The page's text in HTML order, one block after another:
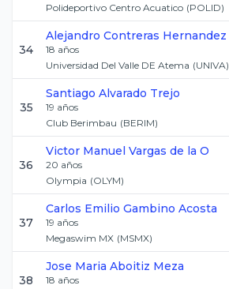
Polideportivo Centro Acuatico (POLID)
34
Alejandro Contreras Hernandez
18 años
Universidad Del Valle DE Atema (UNIVA)
35
Santiago Alvarado Trejo
19 años
Club Berimbau (BERIM)
36
Victor Manuel Vargas de la O
20 años
Olympia (OLYM)
37
Carlos Emilio Gambino Acosta
19 años
Megaswim MX (MSMX)
38
Jose Maria Aboitiz Meza
18 años